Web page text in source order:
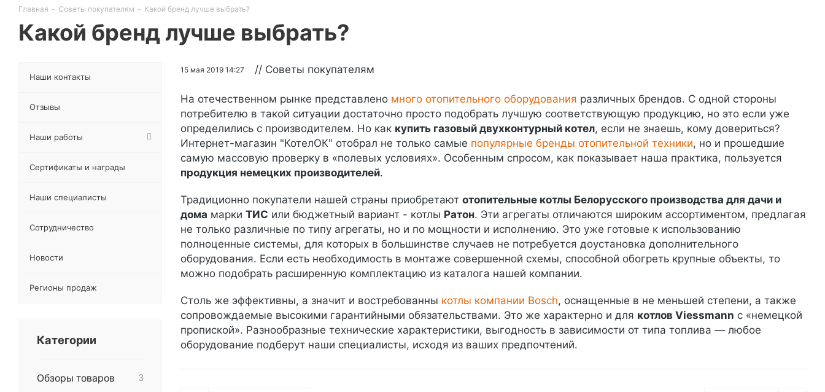
Главная - Советы покупателям - Какой бренд лучше выбрать?
Какой бренд лучше выбрать?
15 мая 2019 14:27 // Советы покупателям
На отечественном рынке представлено много отопительного оборудования различных брендов. С одной стороны
потребителю в такой ситуации достаточно просто подобрать лучшую соответствующую продукцию, но это если уже
определились с производителем. Но как купить газовый двухконтурный котел, если не знаешь, кому довериться?
Интернет-магазин "КотелОК" отобрал не только самые популярные бренды отопительной техники, но и прошедшие
самую массовую проверку в «полевых условиях». Особенным спросом, как показывает наша практика, пользуется
продукция немецких производителей.
Традиционно покупатели нашей страны приобретают отопительные котлы Белорусского производства для дачи и
дома марки ТИС или бюджетный вариант - котлы Ратон. Эти агрегаты отличаются широким ассортиментом, предлагая
не только различные по типу агрегаты, но и по мощности и исполнению. Это уже готовые к использованию
полноценные системы, для которых в большинстве случаев не потребуется доустановка дополнительного
оборудования. Если есть необходимость в монтаже совершенной схемы, способной обогреть крупные объекты, то
можно подобрать расширенную комплектацию из каталога нашей компании.
Столь же эффективны, а значит и востребованны котлы компании Bosch, оснащенные в не меньшей степени, а также
сопровождаемые высокими гарантийными обязательствами. Это же характерно и для котлов Viessmann с «немецкой
пропиской». Разнообразные технические характеристики, выгодность в зависимости от типа топлива — любое
оборудование подберут наши специалисты, исходя из ваших предпочтений.
Наши контакты
Отзывы
Наши работы
Сертификаты и награды
Наши специалисты
Сотрудничество
Новости
Регионы продаж
Категории
Обзоры товаров 3